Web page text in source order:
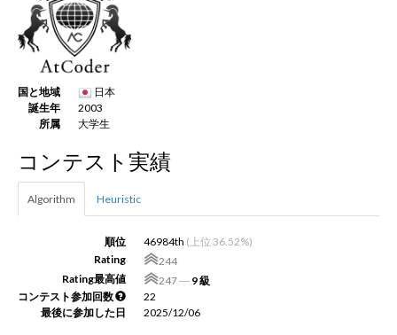
新規登録
国と地域
日本
誕生年
2003
所属
大学生
コンテスト実績
Algorithm Heuristic
順位 46984th (上位 36.52%)
Rating
244
Rating最高値
247― 9 級
コンテスト参加回数
22
最後に参加した日
2025/12/06